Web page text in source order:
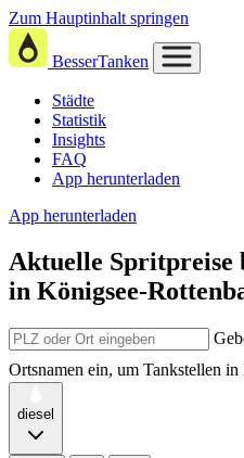
Zum Hauptinhalt springen
BesserTanken
Städte
Statistik
Insights
FAQ
App herunterladen
App herunterladen
Aktuelle Spritpreise
in Königsee-
Ortsnamen ein, um Tankstellen
diesel